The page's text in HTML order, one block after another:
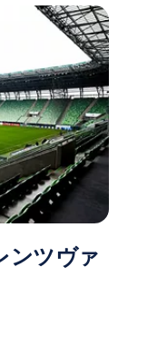
ンツヴァ